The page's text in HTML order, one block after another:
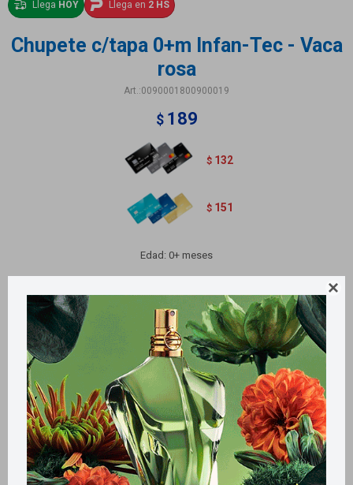

Llega HOY Llega en 2 HS
Chupete c/tapa 0+m Infan-Tec - Vaca
rosa
0090001800900019
$ 189
$ 132
$ 151
Edad: 0+ meses
Métodos y costos de envío
Retiros gratuitos en tiendas
Productos que te pueden interesar